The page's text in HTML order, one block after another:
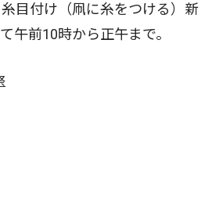
目付け（凧に糸をつける）新
午前10時から正午まで。